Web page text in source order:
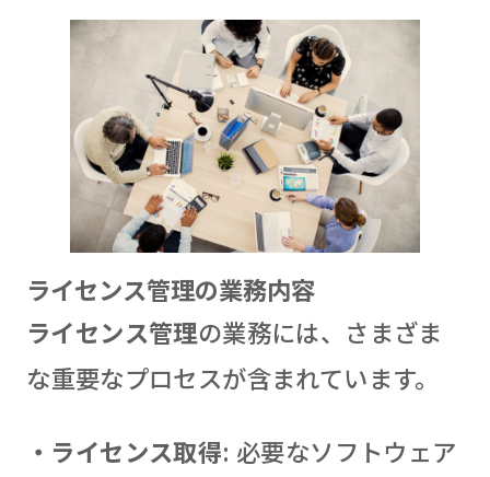
ライセンス管理の業務内容
ライセンス管理の業務には、さまざま
な重要なプロセスが含まれています。
・ライセンス取得: 必要なソフトウェア